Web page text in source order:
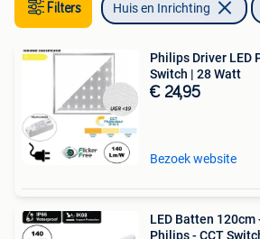
Filters Huis en Inrichting
Philips Driver LED
Switch | 28 Watt
€ 24,95
Bezoek website
LED Batten 120cm - 3 Jaar Garantie
Philips - CCT